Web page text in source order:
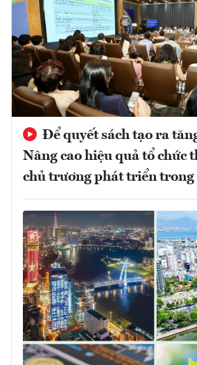
Để quyết sách tạo ra
Nâng cao hiệu quả tổ chức
chủ trương phát triển